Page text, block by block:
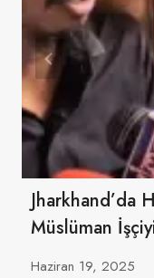
Jharkhand’da
Müslüman
Haziran 19, 2025